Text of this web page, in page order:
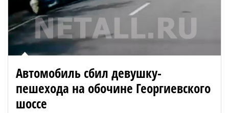
Автомобиль сбил девушку-
пешехода на обочине Георгиевского
шоссе